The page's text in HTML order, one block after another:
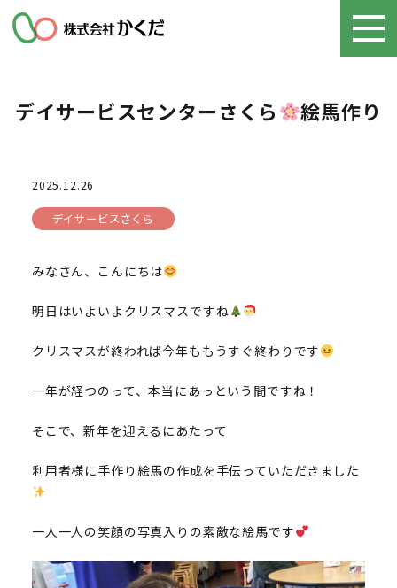
デイサービスセンターさくら 絵馬作り
2025.12.26
デイサービスさくら
みなさん、こんにちは
明日はいよいよクリスマスですね
クリスマスが終われば今年ももうすぐ終わりです
一年が経つのって、本当にあっという間ですね！
そこで、新年を迎えるにあたって
利用者様に手作り絵馬の作成を手伝っていただきました
一人一人の笑顔の写真入りの素敵な絵馬です